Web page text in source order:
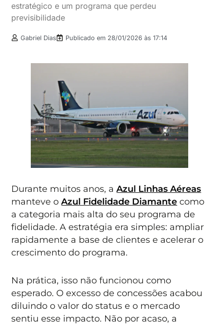
estratégico e um programa que perdeu
previsibilidade
Gabriel Dias Publicado em 28/01/2026 às 17:14
Durante muitos anos, aAzul Linhas Aéreas
manteve oAzul Fidelidade Diamante como
a categoria mais alta do seu programa de
fidelidade. A estratégia era simples: ampliar
rapidamente a base de clientes e acelerar o
crescimento do programa.
Na prática, isso não funcionou como
esperado. O excesso de concessões acabou
diluindo o valor do status e o mercado
sentiu esse impacto. Não por acaso, a